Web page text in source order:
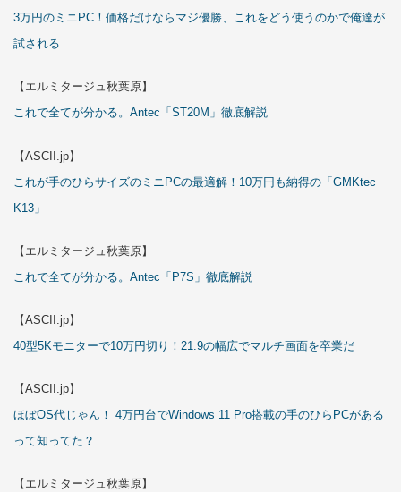
3万円のミニPC！価格だけならマジ優勝、これをどう使うのかで俺達が
試される
【エルミタージュ秋葉原】
これで全てが分かる。Antec「ST20M」徹底解説
【ASCII.jp】
これが手のひらサイズのミニPCの最適解！10万円も納得の「GMKtec
K13」
【エルミタージュ秋葉原】
これで全てが分かる。Antec「P7S」徹底解説
【ASCII.jp】
40型5Kモニターで10万円切り！21:9の幅広でマルチ画面を卒業だ
【ASCII.jp】
ほぼOS代じゃん！ 4万円台でWindows 11 Pro搭載の手のひらPCがある
って知ってた？
【エルミタージュ秋葉原】